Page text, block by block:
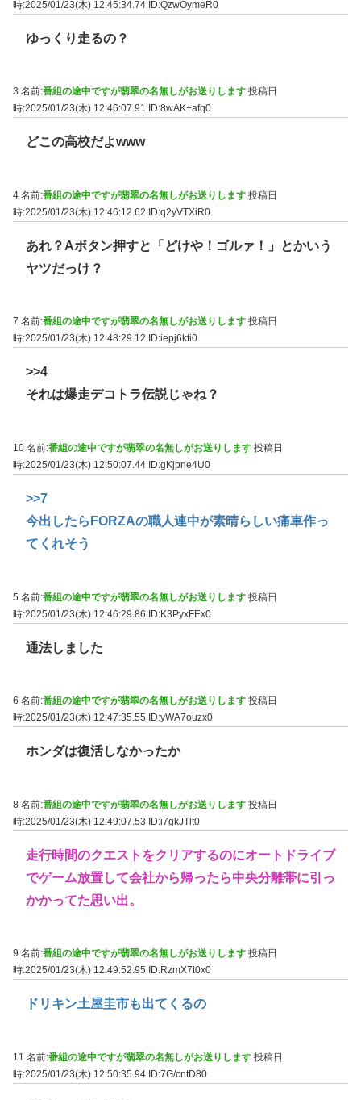
時:2025/01/23(木) 12:45:34.74 ID:QzwOymeR0
ゆっくり走るの？
3 名前:番組の途中ですが翡翠の名無しがお送りします 投稿日
時:2025/01/23(木) 12:46:07.91
ID:8wAK+afq0
どこの高校だよwww
4 名前:番組の途中ですが翡翠の名無しがお送りします 投稿日
時:2025/01/23(木) 12:46:12.62 ID:q2yVTXiR0
あれ？Aボタン押すと「どけや！ゴルァ！」とかいう
ヤツだっけ？
7 名前:番組の途中ですが翡翠の名無しがお送りします 投稿日
時:2025/01/23(木) 12:48:29.12
ID:iepj6kti0
>>4
それは爆走デコトラ伝説じゃね？
10 名前:番組の途中ですが翡翠の名無しがお送りします 投稿日
時:2025/01/23(木) 12:50:07.44 ID:gKjpne4U0
>>7
今出したらFORZAの職人連中が素晴らしい痛車作っ
てくれそう
5 名前:番組の途中ですが翡翠の名無しがお送りします 投稿日
時:2025/01/23(木) 12:46:29.86 ID:K3PyxFEx0
通法しました
6 名前:番組の途中ですが翡翠の名無しがお送りします 投稿日
時:2025/01/23(木) 12:47:35.55
ID:yWA7ouzx0
ホンダは復活しなかったか
8 名前:番組の途中ですが翡翠の名無しがお送りします 投稿日
時:2025/01/23(木) 12:49:07.53 ID:i7gkJTlt0
走行時間のクエストをクリアするのにオートドライブ
でゲーム放置して会社から帰ったら中央分離帯に引っ
かかってた思い出。
9 名前:番組の途中ですが翡翠の名無しがお送りします 投稿日
時:2025/01/23(木) 12:49:52.95
ID:RzmX7t0x0
ドリキン土屋圭市も出てくるの
11 名前:番組の途中ですが翡翠の名無しがお送りします 投稿日
時:2025/01/23(木) 12:50:35.94 ID:7G/cntD80